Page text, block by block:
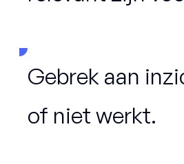
Gebrek aan
of niet werkt.